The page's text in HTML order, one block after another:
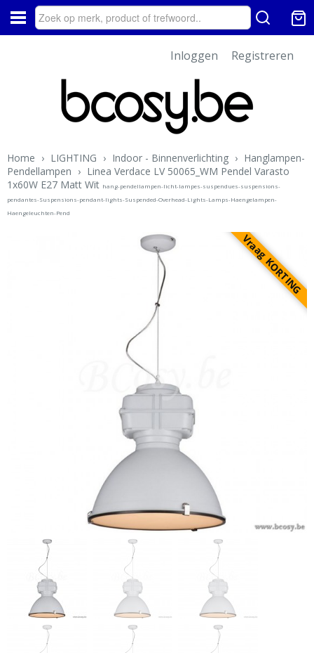
Inloggen Registreren
Home › LIGHTING › Indoor - Binnenverlichting › Hanglampen-
Pendellampen › Linea Verdace LV 50065_WM Pendel Varasto
1x60W E27 Matt Wit hang-pendellampen-licht-lampes-suspendues-suspensions-
pendantes-Suspensions-pendant-lights-Suspended-Overhead-Lights-Lamps-Haengelampen-
Haengeleuchten-Pend
Vraag KORTING